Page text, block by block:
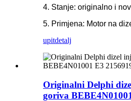
4. Stanje: originalno i
5. Primjena: Motor na
upitdetalj
Originalni Delphi
goriva